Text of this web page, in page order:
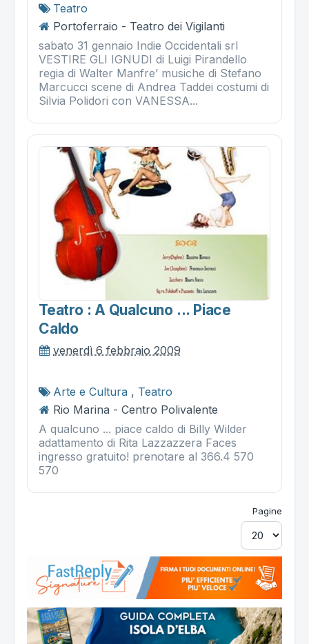
Teatro
Portoferraio - Teatro dei Vigilanti
sabato 31 gennaio Indie Occidentali srl
VESTIRE GLI IGNUDI di Luigi Pirandello
regia di Walter Manfre’ musiche di Stefano
Marcucci scene di Andrea Taddei costumi di
Silvia Polidori con VANESSA...
Teatro : A Qualcuno ... Piace
Caldo
venerdì 6 febbraio 2009
Arte e Cultura , Teatro
Rio Marina - Centro Polivalente
A qualcuno ... piace caldo di Billy Wilder
adattamento di Rita Lazzazzera Faces
ingresso gratuito! prenotare al 366.4 570
570
Pagine